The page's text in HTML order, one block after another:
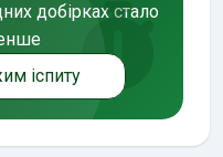
добірках стало
іспиту